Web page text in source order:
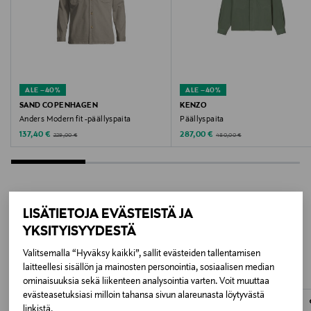
LISÄTIETOJA EVÄSTEISTÄ JA
YKSITYISYYDESTÄ
Valitsemalla “Hyväksy kaikki”, sallit evästeiden tallentamisen
laitteellesi sisällön ja mainosten personointia, sosiaalisen median
ominaisuuksia sekä liikenteen analysointia varten. Voit muuttaa
evästeasetuksiasi milloin tahansa sivun alareunasta löytyvästä
valkaisua, ei rumpukuivausta.
Pesulämpötila
40 °C
Väri
Valmistajan tuotenumero
16096369
ALE –40%
SAND COPENHAGEN
Anders Modern fit -päällyspaita
Discounted Price
137,40 € Original Price
229,00 €
ALE –40%
KENZO
Päällyspaita
Discounted Price
287,00 € Original Price
480,00 €
LISÄÄ KIINNOSTAVIA
TUOTTEITA